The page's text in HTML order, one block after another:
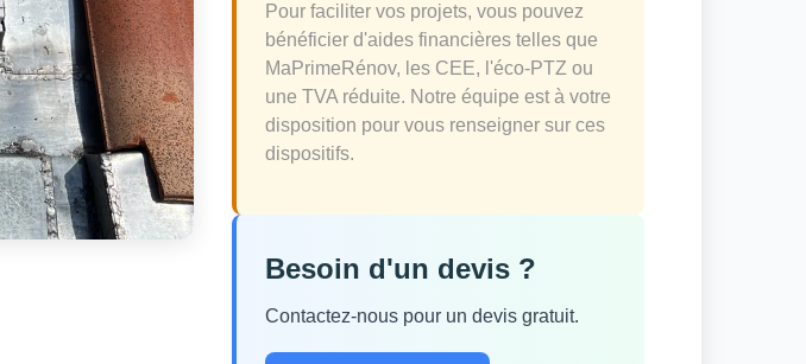
Pour faciliter vos projets, vous pouvez
bénéficier d'aides financières telles que
MaPrimeRénov, les CEE, l'éco-PTZ ou
une TVA réduite. Notre équipe est à votre
disposition pour vous renseigner sur ces
dispositifs.
Besoin d'un devis ?
Contactez-nous pour un devis gratuit.